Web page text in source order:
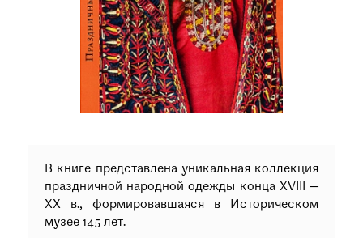
Опрос о качестве работы музея
Просим вас пройти опрос
о качестве работы музея. Ваше
мнение поможет нам стать лучше!
В книге представлена уникальная коллекция
праздничной народной одежды конца XVIII —
XX в., формировавшаяся в Историческом
музее 145 лет.